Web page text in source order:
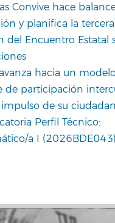
Convive hace
y planifica la tercera
del Encuentro Estatal
hacia un
de participación
de su
Perfil Técnico:
a I (2026BDE043)